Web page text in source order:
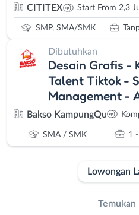
CITITEX Start From 2,3
SMP, SMA/SMK
Dibutuhkan
Desain Grafis -
Talent Tiktok -
Management -
Bakso KampungQu
SMA / SMK 1
Lowongan
Temukan